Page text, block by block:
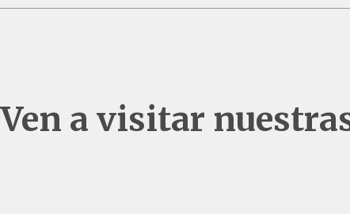
Ven a visitar